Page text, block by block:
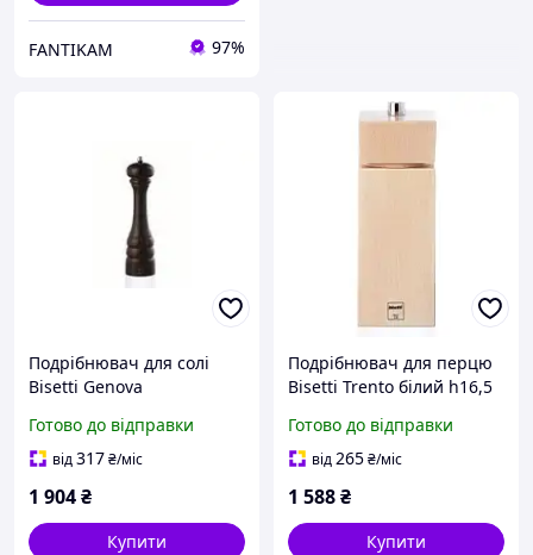
FANTIKAM 97%
Подрібнювач для солі
Bisetti Genova
(5152MST) з швидкою
доставкою по Україні
Готово до відправки
від317₴/міс
1 904₴
Купити
Подрібнювач для перцю
Bisetti Trento білий h16,5
доставкою по Україні
Готово до відправки
від265₴/міс
1 588₴
Купити